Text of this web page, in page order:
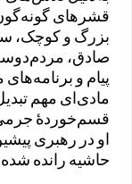
قشرهای
بزرگ و کوچک،
صادق،
پیام و
مادی‌ای مهم
قسم‌خوردهٔ جرمی
او در رهبری
حاشیه رانده